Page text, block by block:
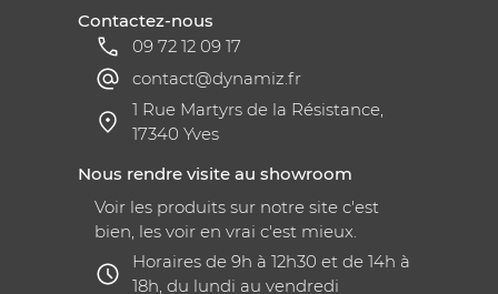
Contactez-nous
09 72 12 09 17
contact@dynamiz.fr
1 Rue Martyrs de la Résistance,
17340 Yves
Nous rendre visite au showroom
Voir les produits sur notre site c'est
bien, les voir en vrai c'est mieux.
Horaires de 9h à 12h30 et de 14h à
18h, du lundi au vendredi